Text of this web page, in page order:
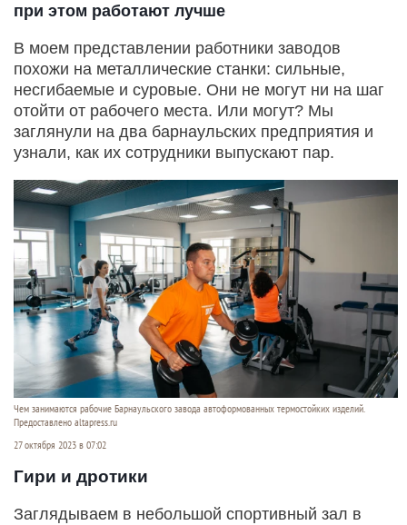
при этом работают лучше
В моем представлении работники заводов
похожи на металлические станки: сильные,
несгибаемые и суровые. Они не могут ни на шаг
отойти от рабочего места. Или могут? Мы
заглянули на два барнаульских предприятия и
узнали, как их сотрудники выпускают пар.
Чем занимаются рабочие Барнаульского завода автоформованных термостойких изделий.
Предоставлено altapress.ru
27 октября 2023 в 07:02
Гири и дротики
Заглядываем в небольшой спортивный зал в